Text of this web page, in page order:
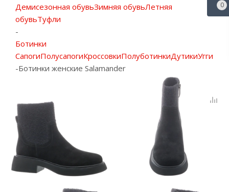
Демисезонная обувьЗимняя обувьЛетняя
обувьТуфли
-
Ботинки
СапогиПолусапогиКроссовкиПолуботинкиДутикиУгги
-Ботинки женские Salamander
0